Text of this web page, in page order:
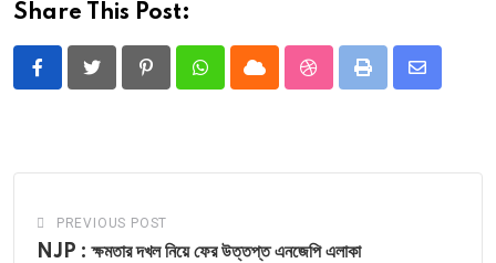
Share This Post:
PinterestWhatsappCloud StumbleUpon
Print
Share
PREVIOUS POST
NJP : ক্ষমতার দখল নিয়ে ফের উত্তপ্ত এনজেপি এলাকা